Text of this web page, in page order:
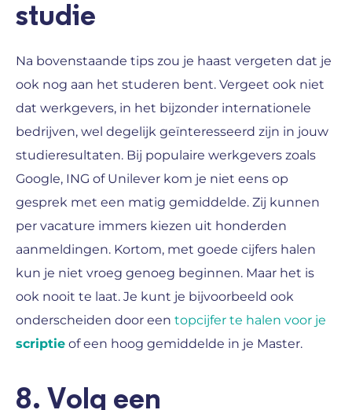
studie
Na bovenstaande tips zou je haast vergeten dat je
ook nog aan het studeren bent. Vergeet ook niet
dat werkgevers, in het bijzonder internationele
bedrijven, wel degelijk geïnteresseerd zijn in jouw
studieresultaten. Bij populaire werkgevers zoals
Google, ING of Unilever kom je niet eens op
gesprek met een matig gemiddelde. Zij kunnen
per vacature immers kiezen uit honderden
aanmeldingen. Kortom, met goede cijfers halen
kun je niet vroeg genoeg beginnen. Maar het is
ook nooit te laat. Je kunt je bijvoorbeeld ook
onderscheiden door een topcijfer te halen voor je
scriptie of een hoog gemiddelde in je Master.
8. Volg een